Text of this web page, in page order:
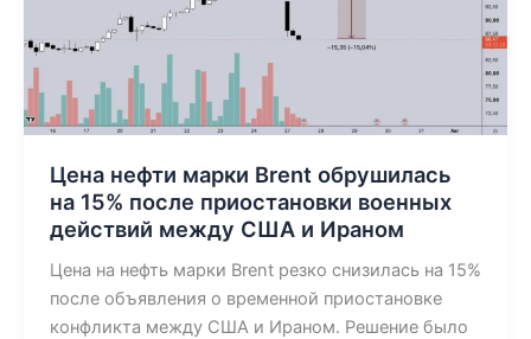
Цена нефти марки Brent обрушилась
на 15% после приостановки военных
действий между США и Ираном
Цена на нефть марки Brent резко снизилась на 15%
после объявления о временной приостановке
конфликта между США и Ираном. Решение было
после
приостановки
военных
действий
между
США
Ираном